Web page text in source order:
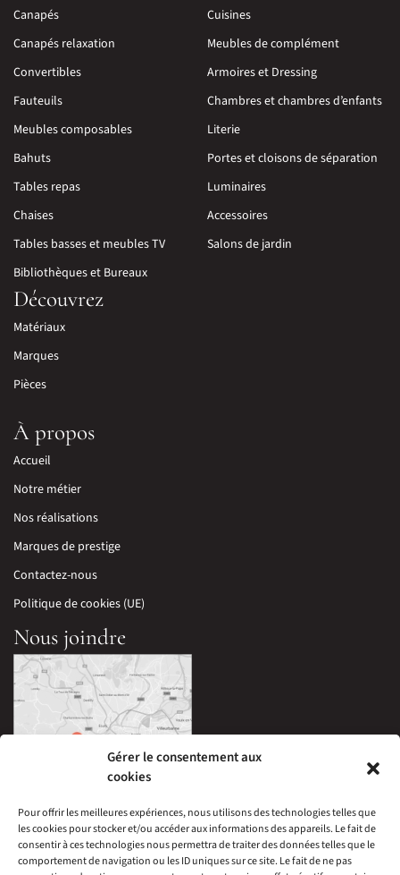
Gérer le consentement aux
cookies
Pour offrir les meilleures expériences, nous utilisons des technologies telles que
les cookies pour stocker et/ou accéder aux informations des appareils. Le fait de
consentir à ces technologies nous permettra de traiter des données telles que le
comportement de navigation ou les ID uniques sur ce site. Le fait de ne pas
Canapés
Canapés relaxation
Convertibles
Fauteuils
Meubles composables
Bahuts
Tables repas
Chaises
Tables basses et meubles TV
Bibliothèques et Bureaux
Cuisines
Meubles de complément
Armoires et Dressing
Chambres et chambres d’enfants
Literie
Portes et cloisons de séparation
Luminaires
Accessoires
Salons de jardin
Découvrez
Matériaux
Marques
Pièces
À propos
Accueil
Notre métier
Nos réalisations
Marques de prestige
Contactez-nous
Politique de cookies (UE)
Nous joindre
33 Avenue Edouard Millaud,
69290 Craponne, France